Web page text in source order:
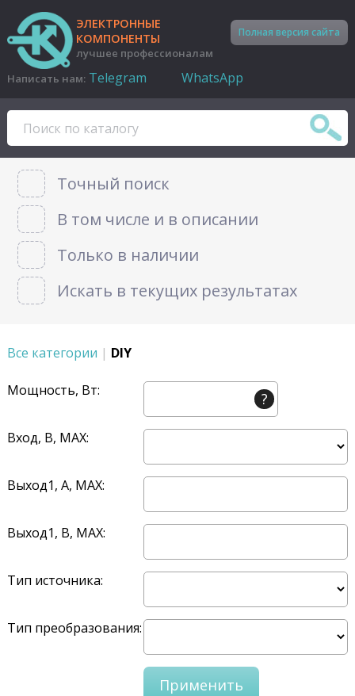
ЭЛЕКТРОННЫЕ
КОМПОНЕНТЫ
лучшее профессионалам
Полная версия сайта
Написать нам: Telegram WhatsApp
Точный поиск
В том числе и в описании
Только в наличии
Искать в текущих результатах
Все категории | DIY
Мощность, Вт: ?
Вход, В, MAX:
Выход1, A, MAX:
Выход1, В, MAX:
Тип источника:
Тип преобразования: